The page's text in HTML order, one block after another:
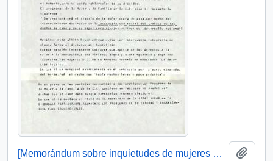
[Memorándum sobre inquietudes de mujeres D.C]